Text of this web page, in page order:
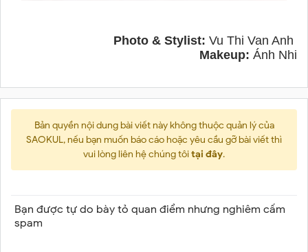
Photo & Stylist: Vu Thi Van Anh
Makeup: Ánh Nhi
Bản quyền nội dung bài viết này không thuộc quản lý của
SAOKUL, nếu bạn muốn báo cáo hoặc yêu cầu gỡ bài viết thì
vui lòng liên hệ chúng tôitại đây.
Bạn được tự do bày tỏ quan điểm nhưng nghiêm cấm
spam